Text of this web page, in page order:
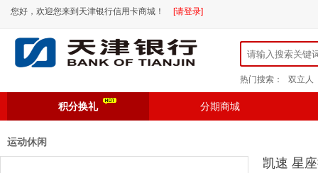
您好，欢迎您来到天津银行信用卡商城！ [请登录]
热门搜索： 双立人
积分换礼 分期商城
运动休闲
凯速 星